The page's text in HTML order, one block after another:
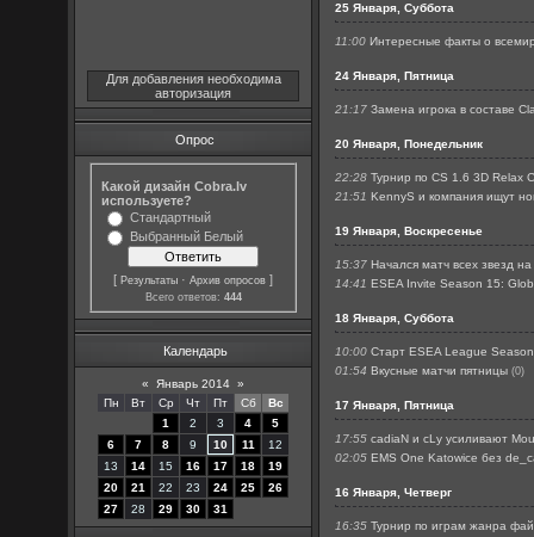
Для добавления необходима
авторизация
Опрос
Какой дизайн Cobra.lv
используете?
Стандартный
Выбранный Белый
[Результаты ·Архив опросов ]
Всего ответов: 444
Календарь
« Январь 2014 »
Пн
Вт Ср Чт Пт Сб
Вс
1
2 3 4
5
6
7 8 9 10 11
12
13
14 15 16 17 18
19
20
21 22 23 24 25
26
27
28 29 30 31
25 Января, Суббота
11:00 Интересные факты о
24 Января, Пятница
21:17 Замена игрока в составе
20 Января, Понедельник
22:28 Турнир по CS 1.6 3D Relax
21:51 KennyS и компания ищут
19 Января, Воскресенье
15:37 Начался матч всех звезд
14:41 ESEA Invite Season 15:
18 Января, Суббота
10:00 Старт ESEA League
01:54 Вкусные матчи пятницы (0)
17 Января, Пятница
17:55 cadiaN и cLy усиливают
02:05 EMS One Katowice без
16 Января, Четверг
16:35 Турнир по играм жанра